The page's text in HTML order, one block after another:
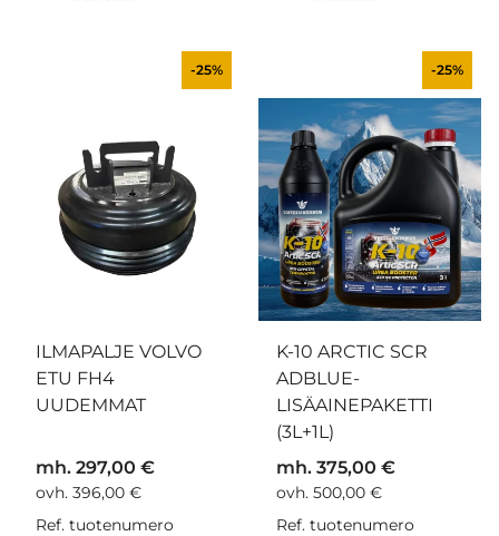
-25%
ILMAPALJE VOLVO
ETU FH4
UUDEMMAT
mh. 297,00 €
ovh. 396,00 €
Ref. tuotenumero
-25%
K-10 ARCTIC SCR
ADBLUE-
LISÄAINEPAKETTI
(3L+1L)
mh. 375,00 €
ovh. 500,00 €
Ref. tuotenumero